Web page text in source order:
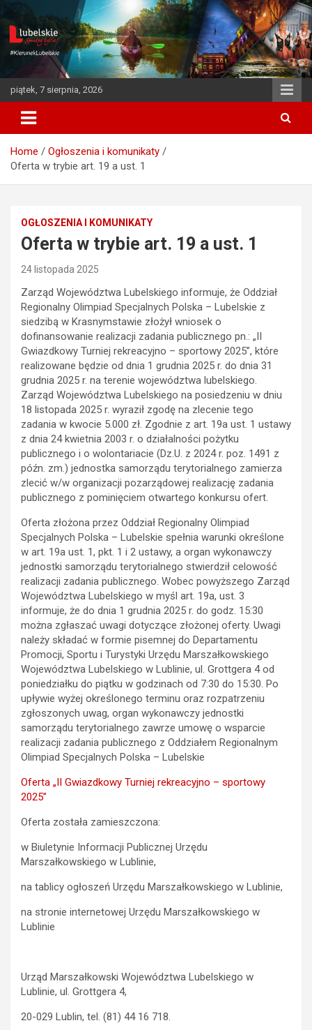
o
t
piątek, 7 sierpnia, 2026
Home
Ogłoszenia i komunikaty
Oferta w trybie art. 19 a ust. 1
OGŁOSZENIA I KOMUNIKATY
Oferta w trybie art. 19 a ust. 1
24 listopada 2025
Zarząd Województwa Lubelskiego informuje, że Oddział
Regionalny Olimpiad Specjalnych Polska – Lubelskie z
siedzibą w Krasnymstawie złożył wniosek o
dofinansowanie realizacji zadania publicznego pn.: „II
Gwiazdkowy Turniej rekreacyjno – sportowy 2025”, które
realizowane będzie od dnia 1 grudnia 2025 r. do dnia 31
grudnia 2025 r. na terenie województwa lubelskiego.
Zarząd Województwa Lubelskiego na posiedzeniu w dniu
18 listopada 2025 r. wyraził zgodę na zlecenie tego
zadania w kwocie 5.000 zł. Zgodnie z art. 19a ust. 1 ustawy
z dnia 24 kwietnia 2003 r. o działalności pożytku
publicznego i o wolontariacie (Dz.U. z 2024 r. poz. 1491 z
późn. zm.) jednostka samorządu terytorialnego zamierza
zlecić w/w organizacji pozarządowej realizację zadania
publicznego z pominięciem otwartego konkursu ofert.
Oferta złożona przez Oddział Regionalny Olimpiad
Specjalnych Polska – Lubelskie spełnia warunki określone
w art. 19a ust. 1, pkt. 1 i 2 ustawy, a organ wykonawczy
jednostki samorządu terytorialnego stwierdził celowość
realizacji zadania publicznego. Wobec powyższego Zarząd
Województwa Lubelskiego w myśl art. 19a, ust. 3
informuje, że do dnia 1 grudnia 2025 r. do godz. 15:30
można zgłaszać uwagi dotyczące złożonej oferty. Uwagi
należy składać w formie pisemnej do Departamentu
Promocji, Sportu i Turystyki Urzędu Marszałkowskiego
Województwa Lubelskiego w Lublinie, ul. Grottgera 4 od
poniedziałku do piątku w godzinach od 7:30 do 15:30. Po
upływie wyżej określonego terminu oraz rozpatrzeniu
zgłoszonych uwag, organ wykonawczy jednostki
samorządu terytorialnego zawrze umowę o wsparcie
realizacji zadania publicznego z Oddziałem Regionalnym
Olimpiad Specjalnych Polska – Lubelskie
Oferta „II Gwiazdkowy Turniej rekreacyjno – sportowy
2025”
Oferta została zamieszczona:
w Biuletynie Informacji Publicznej Urzędu
Marszałkowskiego w Lublinie,
na tablicy ogłoszeń Urzędu Marszałkowskiego w Lublinie,
na stronie internetowej Urzędu Marszałkowskiego w
Lublinie
Urząd Marszałkowski Województwa Lubelskiego w
Lublinie, ul. Grottgera 4,
20-029 Lublin, tel. (81) 44 16 718.